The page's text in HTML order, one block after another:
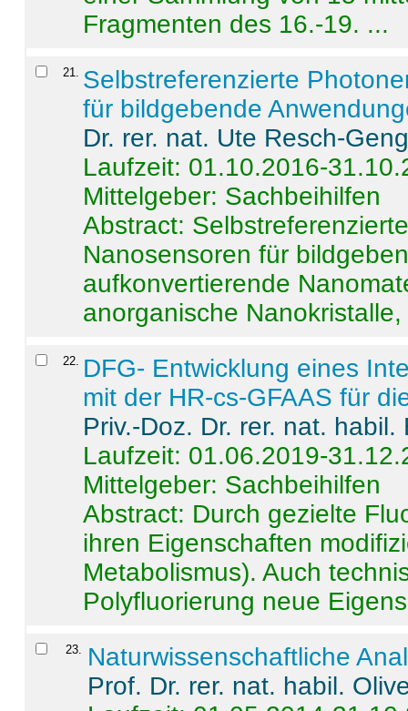
Fragmenten des 16.-19. ...
21
Selbstreferenzierte
für bildgebende
Dr. rer. nat. Ute Resch-
Laufzeit: 01.10.2016-
Mittelgeber: Sachbeihilfen
Abstract:
Nanosensoren für
aufkonvertierende
anorganische
22
DFG- Entwicklung eines
mit der HR-cs-GFAAS für
Priv.-Doz. Dr. rer. nat.
Laufzeit: 01.06.2019-
Mittelgeber: Sachbeihilfen
Abstract: Durch gezielte
ihren Eigenschaften
Metabolismus). Auch
Polyfluorierung neue
23. Naturwissenschaftliche
Prof. Dr. rer. nat. habil.